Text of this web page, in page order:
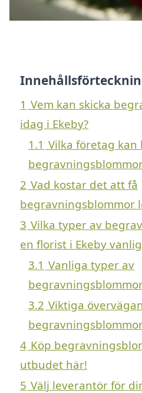
1 Vem kan skicka
idag i Ekeby?
1.1 Vilka företag kan
2 Vad kostar det att få
begravningsblommor
3 Vilka typer av
en florist i Ekeby
3.1 Vanliga typer av
3.2 Viktiga
4 Köp
utbudet här!
5 Välj leverantör för